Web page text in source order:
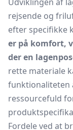
rejsende og
efter specifikke
er på komfort,
der en
rette materiale
funktionaliteten
ressourcefuld
Fordele ved at